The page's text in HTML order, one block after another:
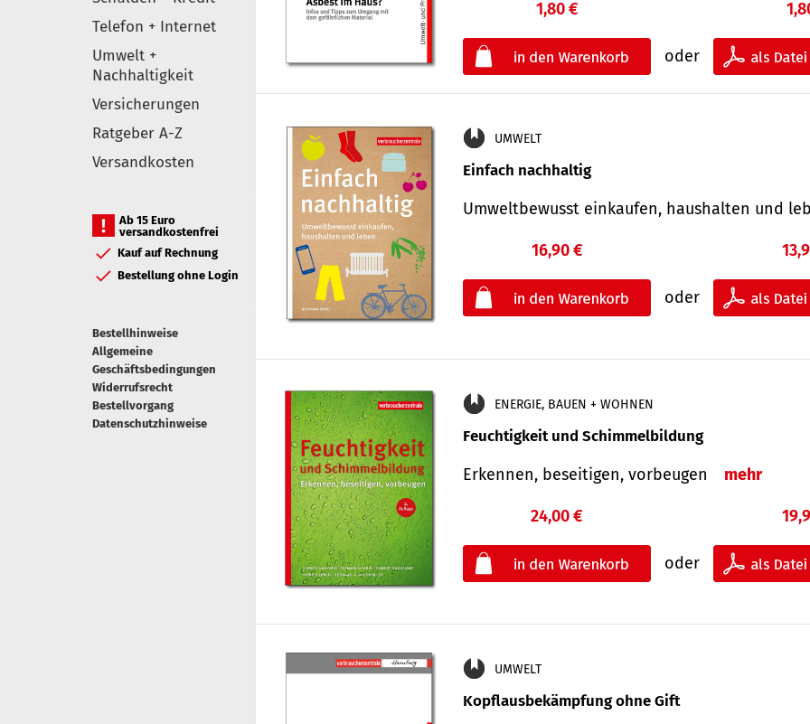
Telefon + Internet
Umwelt +
Nachhaltigkeit
Versicherungen
Ratgeber A-Z
Versandkosten
Ab 15 Euro
versandkostenfrei
Kauf auf Rechnung
Bestellung ohne Login
Bestellhinweise
Allgemeine
Geschäftsbedingungen
Widerrufsrecht
Bestellvorgang
Datenschutzhinweise
1,80 €
oder
UMWELT
Einfach nachhaltig
Umweltbewusst einkaufen, haushalten und
16,90 €
oder
ENERGIE, BAUEN + WOHNEN
Feuchtigkeit und Schimmelbildung
Erkennen, beseitigen, vorbeugen mehr
24,00 €
oder
UMWELT
Kopflausbekämpfung ohne Gift